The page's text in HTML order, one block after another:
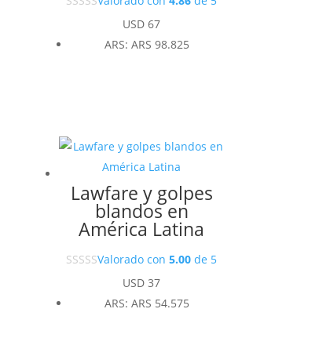
USD 67
ARS:ARS 98.825
Lawfare y golpes
blandos en
América Latina
Valorado con5.00 de 5
USD 37
ARS:ARS 54.575